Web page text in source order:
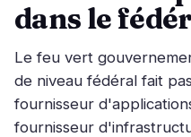
Actualités 62
Nouvelles de dernière minute
Histoires en vedette 0
dans le
Le feu vert
de niveau fédéral fait
fournisseur
fournisseur